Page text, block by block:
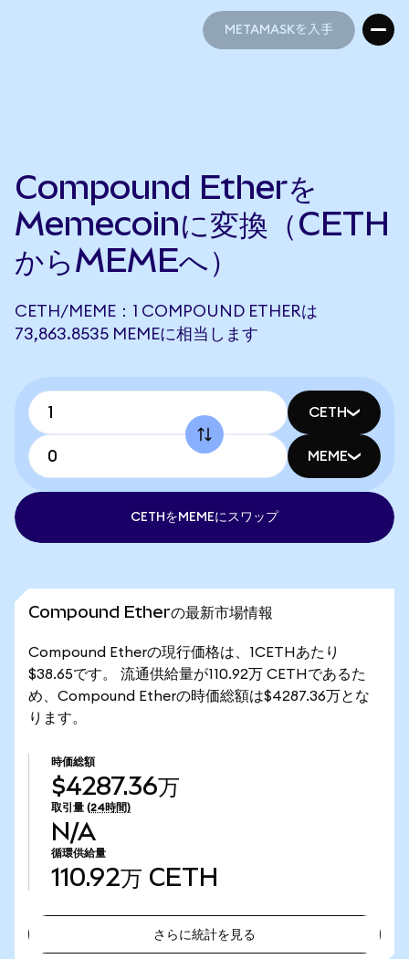
METAMASKを入手
Compound Etherを
Memecoinに変換（CETH
からMEMEへ）
CETH/MEME：1 COMPOUND ETHERは
73,863.8535 MEMEに相当します
CETH
MEME
CETHをMEMEにスワップ
Compound Etherの最新市場情報
Compound Etherの現行価格は、1CETHあたり
$38.65です。 流通供給量が110.92万 CETHであるた
め、Compound Etherの時価総額は$4287.36万とな
ります。
時価総額
$4287.36万
取引量 (24時間)
N/A
循環供給量
110.92万 CETH
さらに統計を見る